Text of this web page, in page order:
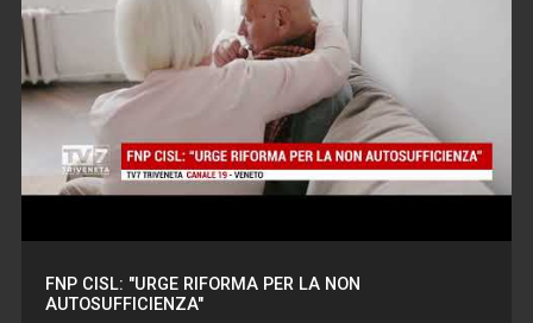
FNP CISL: "URGE RIFORMA PER LA NON
AUTOSUFFICIENZA"